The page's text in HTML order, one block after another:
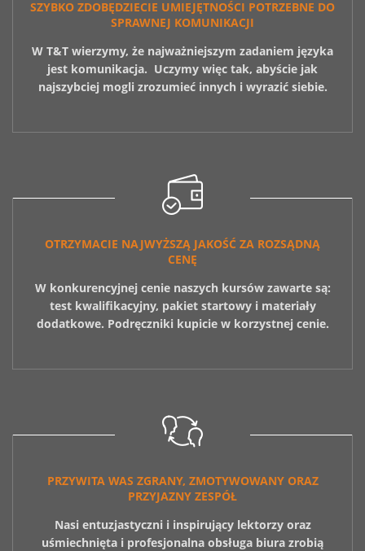
SZYBKO ZDOBĘDZIECIE UMIEJĘTNOŚCI POTRZEBNE DO
SPRAWNEJ KOMUNIKACJI
W T&T wierzymy, że najważniejszym zadaniem języka
jest komunikacja. Uczymy więc tak, abyście jak
najszybciej mogli zrozumieć innych i wyrazić siebie.
OTRZYMACIE NAJWYŻSZĄ JAKOŚĆ ZA ROZSĄDNĄ
CENĘ
W konkurencyjnej cenie naszych kursów zawarte są:
test kwalifikacyjny, pakiet startowy i materiały
dodatkowe. Podręczniki kupicie w korzystnej cenie.
PRZYWITA WAS ZGRANY, ZMOTYWOWANY ORAZ
PRZYJAZNY ZESPÓŁ
Nasi entuzjastyczni i inspirujący lektorzy oraz
uśmiechnięta i profesjonalna obsługa biura zrobią